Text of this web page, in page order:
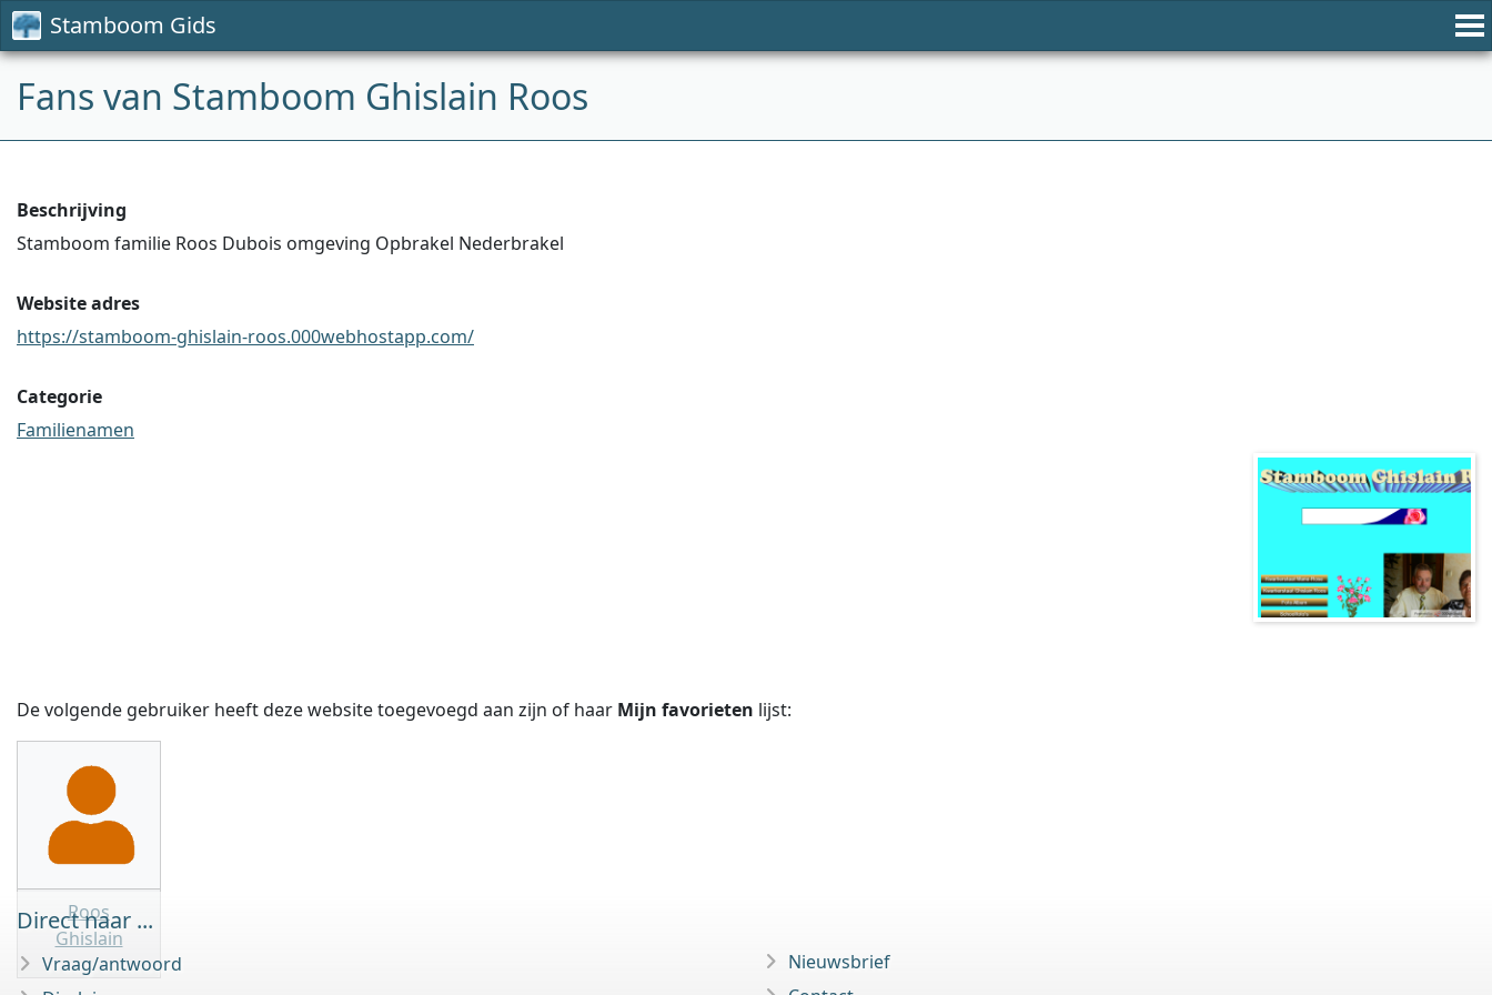
Stamboom Gids
Fans van Stamboom Ghislain Roos
Beschrijving
Stamboom familie Roos Dubois omgeving Opbrakel Nederbrakel
Website adres
https://stamboom-ghislain-roos.000webhostapp.com/
Categorie
Familienamen
De volgende gebruiker heeft deze website toegevoegd aan zijn of haar Mijn favorieten lijst:
Roos
Ghislain
Direct naar ...
Vraag/antwoord
Nieuwsbrief